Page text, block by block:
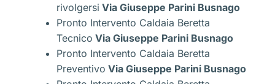
rivolgersi Via Giuseppe Parini Busnago
Pronto Intervento Caldaia Beretta
Tecnico Via Giuseppe Parini Busnago
Pronto Intervento Caldaia Beretta
Preventivo Via Giuseppe Parini Busnago